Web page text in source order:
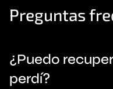
Preguntas
¿Puedo
perdí?